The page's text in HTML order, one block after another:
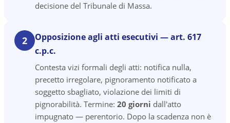
decisione del Tribunale di Massa.
2
Opposizione agli atti esecutivi — art. 617
c.p.c.
Contesta vizi formali degli atti: notifica nulla,
precetto irregolare, pignoramento notificato a
soggetto sbagliato, violazione dei limiti di
pignorabilità. Termine: 20 giorni dall'atto
impugnato — perentorio. Dopo la scadenza non è